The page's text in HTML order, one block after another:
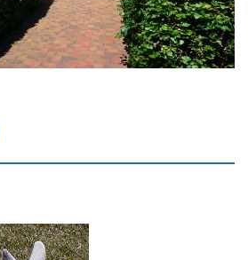
Kontakt & Anfahrt